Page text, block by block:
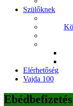
Szülőknek
Elérhetőség
Vajda 100
Ebédbefizetés